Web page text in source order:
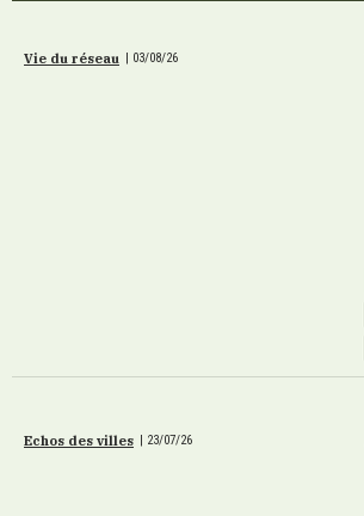
Vie du réseau | 03/08/26
Echos des villes 23/07/26